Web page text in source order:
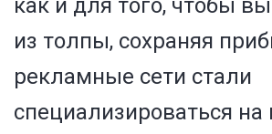
как и для того, чтобы
из толпы, сохраняя
рекламные сети стали
специализироваться на